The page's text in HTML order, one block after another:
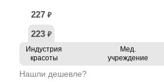
227 ₽
223 ₽
Индустрия
красоты
Мед.
учреждение
Нашли дешевле?